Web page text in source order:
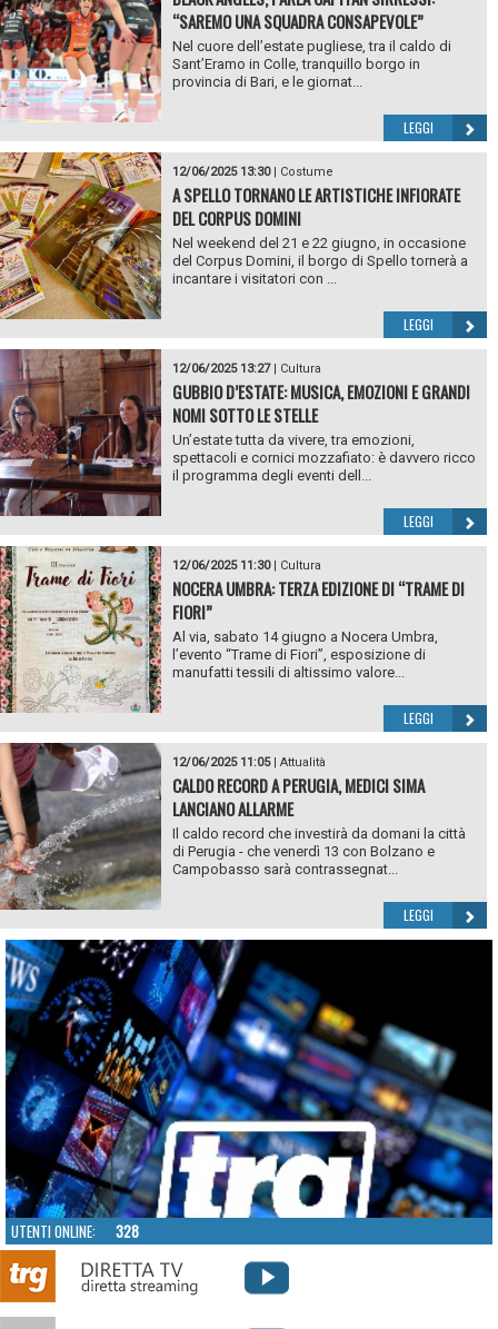
“SAREMO UNA SQUADRA CONSAPEVOLE”
Nel cuore dell’estate pugliese, tra il caldo di
Sant’Eramo in Colle, tranquillo borgo in
provincia di Bari, e le giornat...
LEGGI
12/06/2025 13:30| Costume
A SPELLO TORNANO LE ARTISTICHE INFIORATE
DEL CORPUS DOMINI
Nel weekend del 21 e 22 giugno, in occasione
del Corpus Domini, il borgo di Spello tornerà a
incantare i visitatori con ...
LEGGI
12/06/2025 13:27| Cultura
GUBBIO D’ESTATE: MUSICA, EMOZIONI E GRANDI
NOMI SOTTO LE STELLE
Un’estate tutta da vivere, tra emozioni,
spettacoli e cornici mozzafiato: è davvero ricco
il programma degli eventi dell...
LEGGI
12/06/2025 11:30| Cultura
NOCERA UMBRA: TERZA EDIZIONE DI “TRAME DI
FIORI”
Al via, sabato 14 giugno a Nocera Umbra,
l’evento “Trame di Fiori”, esposizione di
manufatti tessili di altissimo valore...
LEGGI
12/06/2025 11:05| Attualità
CALDO RECORD A PERUGIA, MEDICI SIMA
LANCIANO ALLARME
Il caldo record che investirà da domani la città
di Perugia - che venerdì 13 con Bolzano e
Campobasso sarà contrassegnat...
LEGGI
UTENTI ONLINE: 328